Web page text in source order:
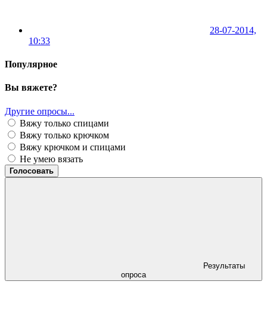
28-07-2014,
10:33
Популярное
Вы вяжете?
Другие опросы...
Вяжу только спицами
Вяжу только крючком
Вяжу крючком и спицами
Не умею вязать
Голосовать
Результаты
опроса